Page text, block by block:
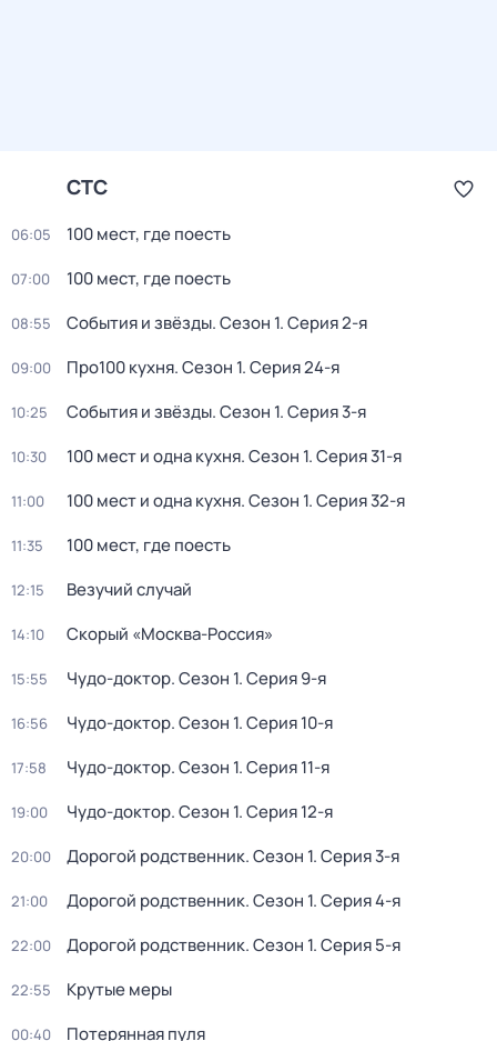
СТС
06:05 100 мест, где поесть
07:00 100 мест, где поесть
08:55 События и звёзды. Сезон 1. Серия 2-я
09:00 Про100 кухня. Сезон 1. Серия 24-я
10:25 События и звёзды. Сезон 1. Серия 3-я
10:30 100 мест и одна кухня. Сезон 1. Серия 31-я
11:00 100 мест и одна кухня. Сезон 1. Серия 32-я
11:35 100 мест, где поесть
12:15 Везучий случай
14:10 Скорый «Москва-Россия»
15:55 Чудо-доктор. Сезон 1. Серия 9-я
16:56 Чудо-доктор. Сезон 1. Серия 10-я
17:58 Чудо-доктор. Сезон 1. Серия 11-я
19:00 Чудо-доктор. Сезон 1. Серия 12-я
20:00 Дорогой родственник. Сезон 1. Серия 3-я
21:00 Дорогой родственник. Сезон 1. Серия 4-я
22:00 Дорогой родственник. Сезон 1. Серия 5-я
22:55 Крутые меры
00:40 Потерянная пуля